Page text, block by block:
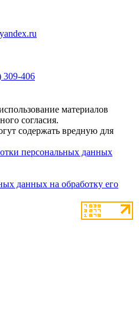
309-406
материалов
согласия.
содержать вредную для
персональных данных
данных на обработку его